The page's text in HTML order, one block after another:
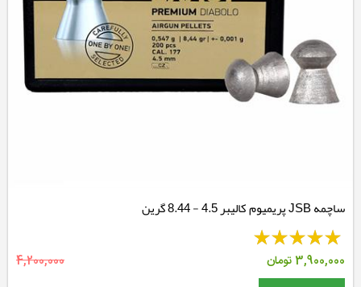
ساچمه JSB پریمیوم کالیبر 4.5 - 8.44 گرین
3,900,000تومان 4,200,000